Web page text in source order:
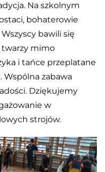
Na szkolnym
bohaterowie
bawili się
twarzy mimo
i tańce przeplatane
Wspólna zabawa
Dziękujemy
w
strojów.